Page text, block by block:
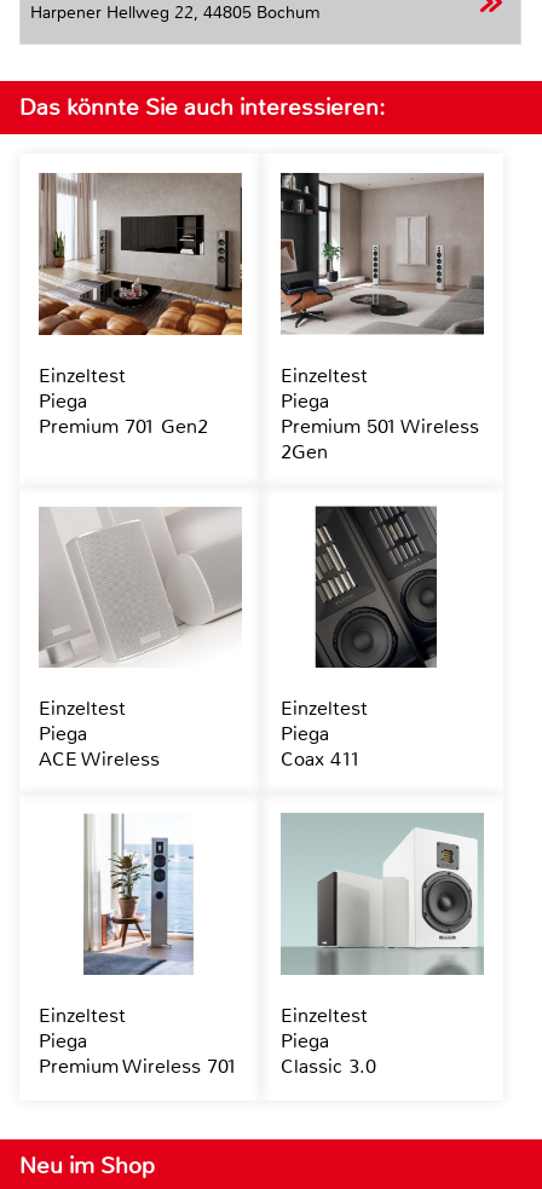
Harpener Hellweg 22, 44805 Bochum
Neu im Shop
Das könnte Sie auch interessieren:
Einzeltest
Piega
Premium 701 Gen2
Einzeltest
Piega
Premium 501 Wireless
2Gen
Einzeltest
Piega
ACE Wireless
Einzeltest
Piega
Coax 411
Einzeltest
Piega
Premium Wireless 701
Einzeltest
Piega
Classic 3.0